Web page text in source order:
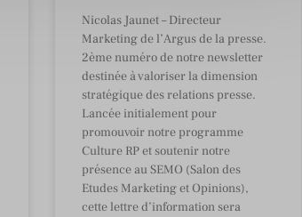
Nicolas Jaunet – Directeur
Marketing de l’Argus de la presse.
2ème numéro de notre newsletter
destinée à valoriser la dimension
stratégique des relations presse.
Lancée initialement pour
promouvoir notre programme
Culture RP et soutenir notre
présence au SEMO (Salon des
Etudes Marketing et Opinions),
cette lettre d’information sera